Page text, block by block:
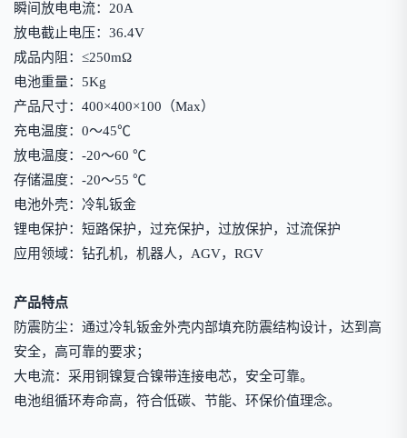
瞬间放电电流：20A
放电截止电压：36.4V
成品内阻：≤250mΩ
电池重量：5Kg
产品尺寸：400×400×100（Max）
充电温度：0～45℃
放电温度：-20～60 ℃
存储温度：-20～55 ℃
电池外壳：冷轧钣金
锂电保护：短路保护，过充保护，过放保护，过流保护
应用领域：钻孔机，机器人，AGV，RGV
产品特点
防震防尘：通过冷轧钣金外壳内部填充防震结构设计，达到高
安全，高可靠的要求；
大电流：采用铜镍复合镍带连接电芯，安全可靠。
电池组循环寿命高，符合低碳、节能、环保价值理念。